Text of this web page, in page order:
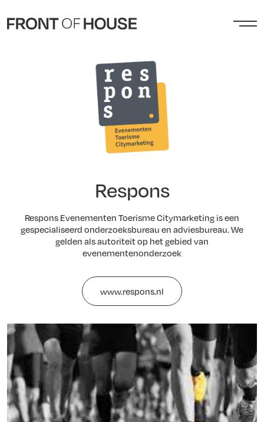
Respons
Respons Evenementen Toerisme Citymarketing is een
gespecialiseerd onderzoeksbureau en adviesbureau. We
gelden als autoriteit op het gebied van
evenementenonderzoek
www.respons.nl